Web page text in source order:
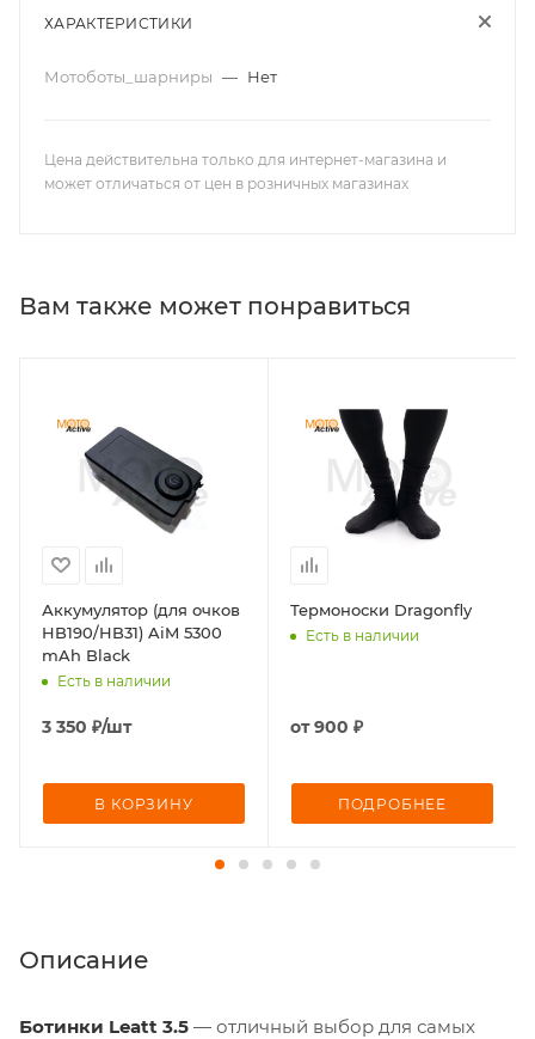
ХАРАКТЕРИСТИКИ
Мотоботы_шарниры — Нет
Цена действительна только для интернет-магазина и
может отличаться от цен в розничных магазинах
Вам также может понравиться
Аккумулятор (для очков
HB190/HB31) AiM 5300
mAh Black
Есть в наличии
3 350 ₽/шт
В КОРЗИНУ
Термоноски Dragonfly
Есть в наличии
от900 ₽
ПОДРОБНЕЕ
Описание
Ботинки Leatt 3.5 — отличный выбор для самых